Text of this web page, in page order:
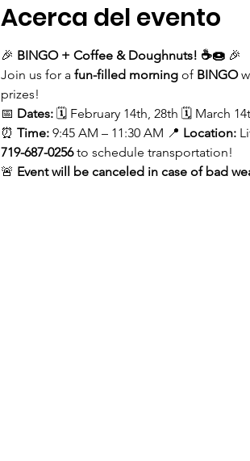
Acerca del evento
🎉 BINGO + Coffee & Doughnuts! ☕🍩 🎉
Join us for a fun-filled morning of BINGO
prizes!
📅 Dates: 🗓️ February 14th, 28th 🗓️ March
⏰ Time: 9:45 AM – 11:30 AM 📍 Location:
719-687-0256 to schedule transportation!
🚨 Event will be canceled in case of bad